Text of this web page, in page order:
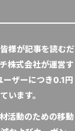
様が記事を読むだ
株式会社が運営す
ーザーにつき0.1円
います。
活動のための移動